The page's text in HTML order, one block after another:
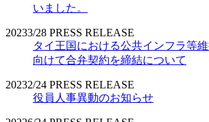
いました。
20233/28 PRESS RELEASE
タイ王国における公共インフラ等
向けて合弁契約を締結について
20232/24 PRESS RELEASE
役員人事異動のお知らせ